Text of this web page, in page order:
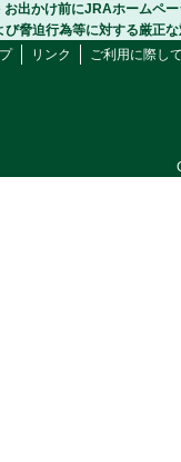
お出かけ前にJRAホームペ
脅迫行為等に対する厳正
リンク ご利用に際し